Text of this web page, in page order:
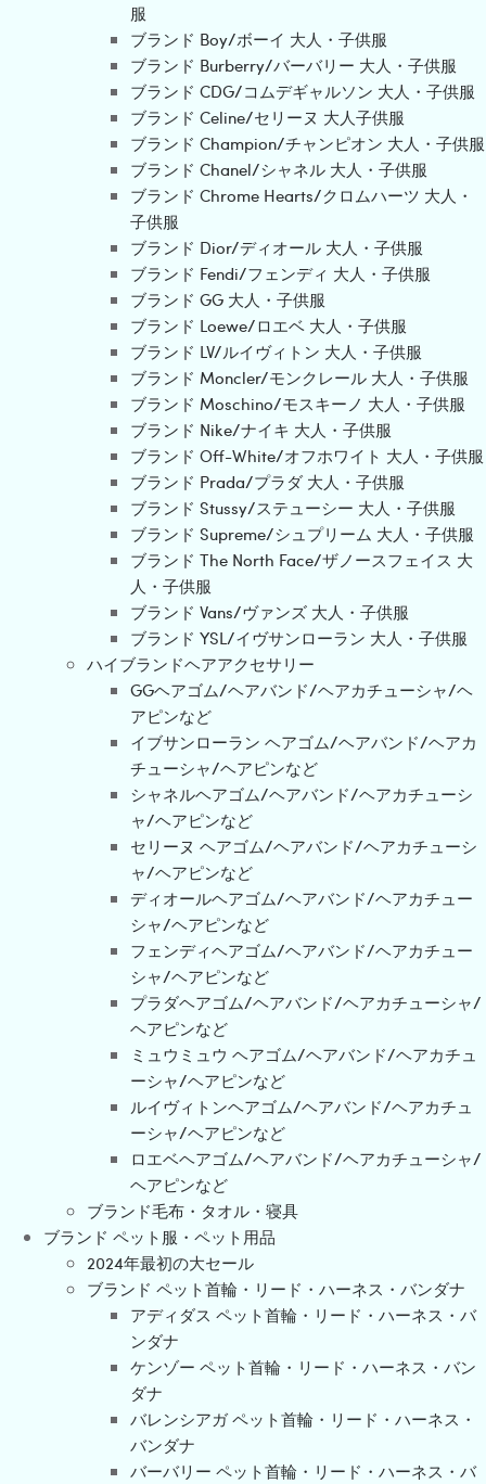
服
ブランド Boy/ボーイ 大人・子供服
ブランド Burberry/バーバリー 大人・子供服
ブランド CDG/コムデギャルソン 大人・子供服
ブランド Celine/セリーヌ 大人子供服
ブランド Champion/チャンピオン 大人・子供服
ブランド Chanel/シャネル 大人・子供服
ブランド Chrome Hearts/クロムハーツ 大人・
子供服
ブランド Dior/ディオール 大人・子供服
ブランド Fendi/フェンディ 大人・子供服
ブランド GG 大人・子供服
ブランド Loewe/ロエベ 大人・子供服
ブランド LV/ルイヴィトン 大人・子供服
ブランド Moncler/モンクレール 大人・子供服
ブランド Moschino/モスキーノ 大人・子供服
ブランド Nike/ナイキ 大人・子供服
ブランド Off-White/オフホワイト 大人・子供服
ブランド Prada/プラダ 大人・子供服
ブランド Stussy/ステューシー 大人・子供服
ブランド Supreme/シュプリーム 大人・子供服
ブランド The North Face/ザノースフェイス 大
人・子供服
ブランド Vans/ヴァンズ 大人・子供服
ブランド YSL/イヴサンローラン 大人・子供服
ハイブランドヘアアクセサリー
GGヘアゴム/ヘアバンド/ヘアカチューシャ/ヘ
アピンなど
イブサンローラン ヘアゴム/ヘアバンド/ヘアカ
チューシャ/ヘアピンなど
シャネルヘアゴム/ヘアバンド/ヘアカチューシ
ャ/ヘアピンなど
セリーヌ ヘアゴム/ヘアバンド/ヘアカチューシ
ャ/ヘアピンなど
ディオールヘアゴム/ヘアバンド/ヘアカチュー
シャ/ヘアピンなど
フェンディヘアゴム/ヘアバンド/ヘアカチュー
シャ/ヘアピンなど
プラダヘアゴム/ヘアバンド/ヘアカチューシャ/
ヘアピンなど
ミュウミュウ ヘアゴム/ヘアバンド/ヘアカチュ
ーシャ/ヘアピンなど
ルイヴィトンヘアゴム/ヘアバンド/ヘアカチュ
ーシャ/ヘアピンなど
ロエベヘアゴム/ヘアバンド/ヘアカチューシャ/
ヘアピンなど
ブランド毛布・タオル・寝具
ブランド ペット服・ペット用品
2024年最初の大セール
ブランド ペット首輪・リード・ハーネス・バンダナ
アディダス ペット首輪・リード・ハーネス・バ
ンダナ
ケンゾー ペット首輪・リード・ハーネス・バン
ダナ
バレンシアガ ペット首輪・リード・ハーネス・
バンダナ
バーバリー ペット首輪・リード・ハーネス・バ